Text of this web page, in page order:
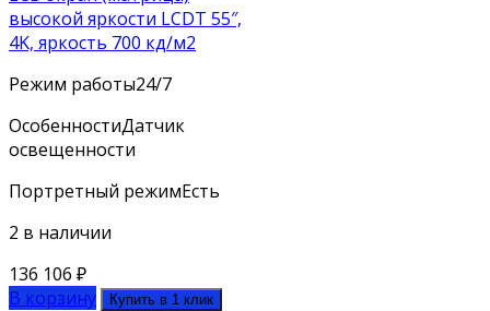
высокой яркости LCDT 55″,
4K, яркость 700 кд/м2
Режим работы24/7
ОсобенностиДатчик
освещенности
Портретный режимЕсть
2 в наличии
136 106 ₽
В корзину
Купить в 1 клик